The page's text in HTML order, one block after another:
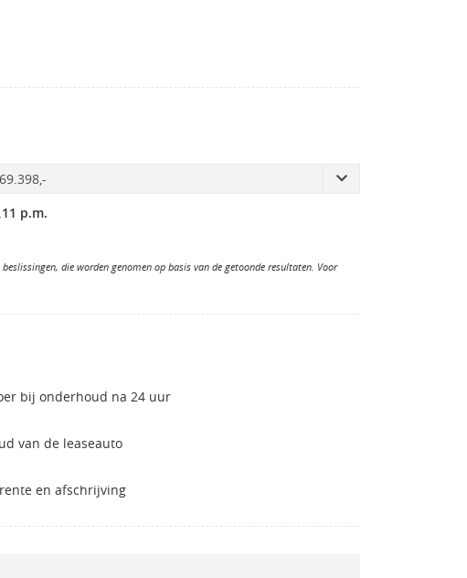
p.m.
die worden genomen op basis van de getoonde resultaten. Voor
bij onderhoud na 24 uur
van de leaseauto
en afschrijving